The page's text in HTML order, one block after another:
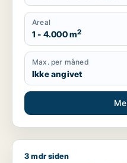
Areal
1 - 4.000 m2
Max. per måned
Ikke angivet
Storm søger kontor,
3 mdr siden